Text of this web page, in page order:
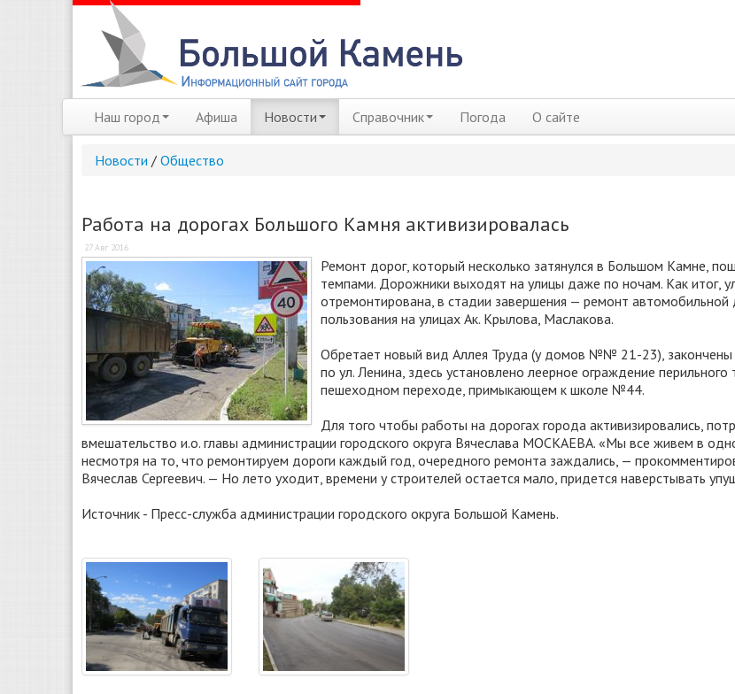
Наш город Афиша Новости Справочник Погода О сайте
Новости / Общество
Работа на дорогах Большого Камня активизировалась
27 Авг 2016
Ремонт дорог, который несколько затянулся в Большом Камне,
темпами. Дорожники выходят на улицы даже по ночам. Как итог,
отремонтирована, в стадии завершения — ремонт автомобильной
пользования на улицах Ак. Крылова, Маслакова.
Обретает новый вид Аллея Труда (у домов №№ 21-23), закончены
по ул. Ленина, здесь установлено леерное ограждение перильного
пешеходном переходе, примыкающем к школе №44.
Для того чтобы работы на дорогах города активизировались,
вмешательство и.о. главы администрации городского округа Вячеслава МОСКАЕВА. «Мы все живем в
несмотря на то, что ремонтируем дороги каждый год, очередного ремонта заждались, —
Вячеслав Сергеевич. — Но лето уходит, времени у строителей остается мало, придется наверстывать
Источник - Пресс-служба администрации городского округа Большой Камень.